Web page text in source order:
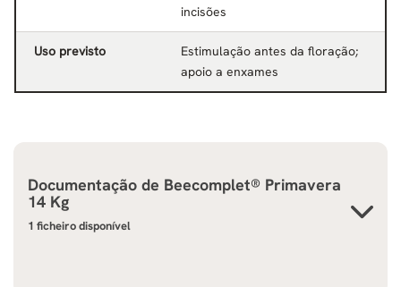
incisões
Uso previsto
Estimulação antes da floração;
apoio a enxames
Documentação de Beecomplet® Primavera
14 Kg
1 ficheiro disponível